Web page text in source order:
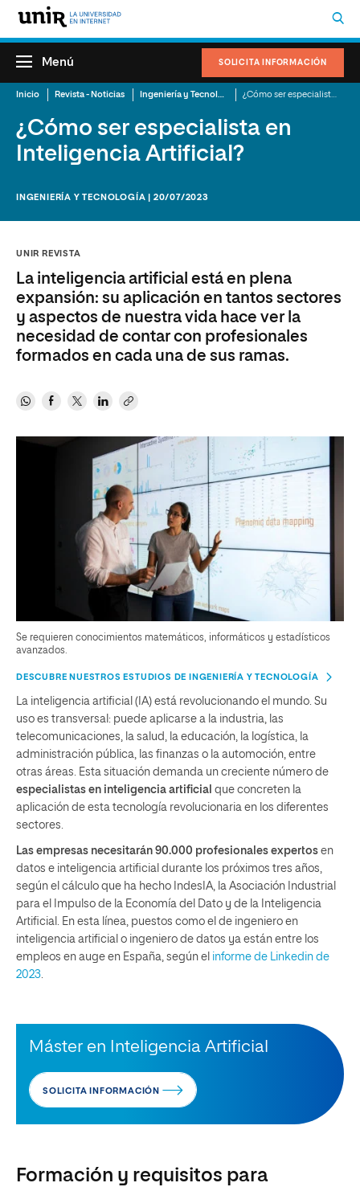
SOLICITA INFORMACIÓN
Menú
Inicio Revista - Noticias Ingeniería y Tecnología
¿Cómo ser especialista en
Inteligencia Artificial?
INGENIERÍA Y TECNOLOGÍA | 20/07/2023
UNIR REVISTA
La inteligencia artificial está en plena
expansión: su aplicación en tantos sectores
y aspectos de nuestra vida hace ver la
necesidad de contar con profesionales
formados en cada una de sus ramas.
Se requieren conocimientos matemáticos, informáticos y estadísticos
avanzados.
DESCUBRE NUESTROS ESTUDIOS DE INGENIERÍA Y TECNOLOGÍA
La inteligencia artificial (IA) está revolucionando el mundo. Su
uso es transversal: puede aplicarse a la industria, las
telecomunicaciones, la salud, la educación, la logística, la
administración pública, las finanzas o la automoción, entre
otras áreas. Esta situación demanda un creciente número de
especialistas en inteligencia artificial que concreten la
aplicación de esta tecnología revolucionaria en los diferentes
sectores.
Las empresas necesitarán 90.000 profesionales expertos en
datos e inteligencia artificial durante los próximos tres años,
según el cálculo que ha hecho IndesIA, la Asociación Industrial
para el Impulso de la Economía del Dato y de la Inteligencia
Artificial. En esta línea, puestos como el de ingeniero en
inteligencia artificial o ingeniero de datos ya están entre los
empleos en auge en España, según el informe de Linkedin de
2023
Máster en Inteligencia Artificial
SOLICITA INFORMACIÓN
Formación y requisitos para